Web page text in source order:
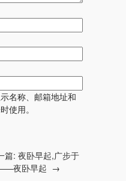
名称、邮箱地址和
使用。
篇: 夜卧早起,广步于
夜卧早起 →